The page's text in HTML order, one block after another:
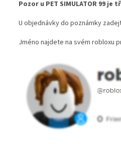
Pozor u PET SIMULATOR 99
U objednávky do poznámky
Jméno najdete na svém robloxu